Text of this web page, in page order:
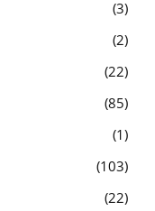
3
2
22
85
1
103
22